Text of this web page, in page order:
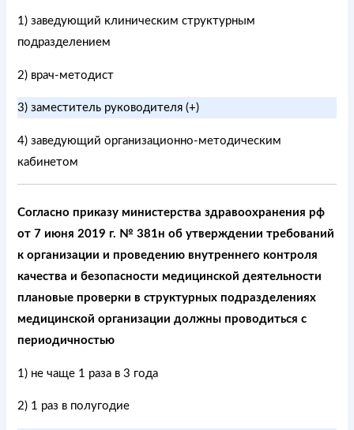
1) заведующий клиническим структурным
подразделением
2) врач-методист
3) заместитель руководителя (+)
4) заведующий организационно-методическим
кабинетом
Согласно приказу министерства здравоохранения рф
от 7 июня 2019 г. № 381н об утверждении требований
к организации и проведению внутреннего контроля
качества и безопасности медицинской деятельности
плановые проверки в структурных подразделениях
медицинской организации должны проводиться с
периодичностью
1) не чаще 1 раза в 3 года
2) 1 раз в полугодие